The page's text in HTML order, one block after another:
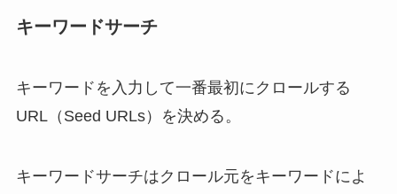
キーワードサーチ
キーワードを入力して一番最初にクロールする
URL（Seed URLs）を決める。
キーワードサーチはクロール元をキーワードによ